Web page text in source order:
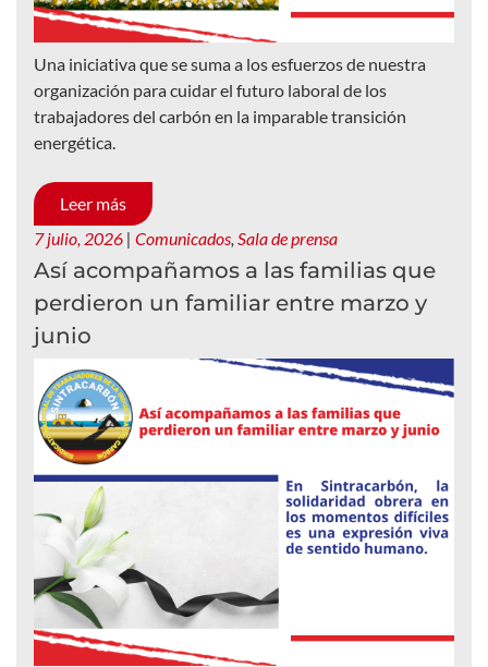
Una iniciativa que se suma a los esfuerzos de nuestra
organización para cuidar el futuro laboral de los
trabajadores del carbón en la imparable transición
energética.
Leer más
7 julio, 2026 | Comunicados, Sala de prensa
Así acompañamos a las familias que
perdieron un familiar entre marzo y
junio